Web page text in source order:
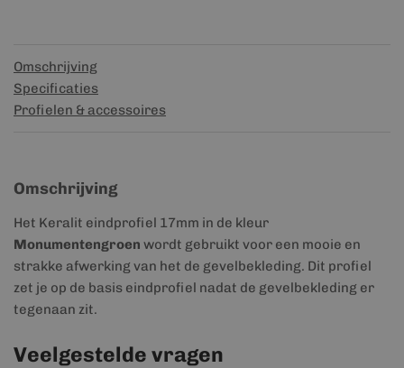
Omschrijving
Specificaties
Profielen & accessoires
Omschrijving
Het Keralit eindprofiel 17mm in de kleur
Monumentengroen wordt gebruikt voor een mooie en
strakke afwerking van het de gevelbekleding. Dit profiel
zet je op de basis eindprofiel nadat de gevelbekleding er
tegenaan zit.
Veelgestelde vragen